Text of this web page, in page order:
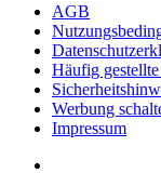
AGB
Häufig gestellte
Werbung
Impressum